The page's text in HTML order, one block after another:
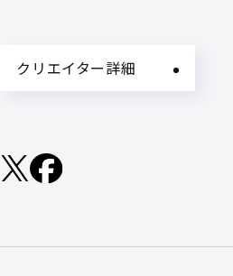
クリエイター詳細